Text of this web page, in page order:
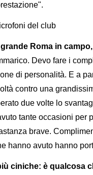
del club
Roma in
Devo fare i
di personalità. E a
contro una
due volte lo
tante occasioni per
brave.
hanno avuto hanno
ciniche: è qualcosa